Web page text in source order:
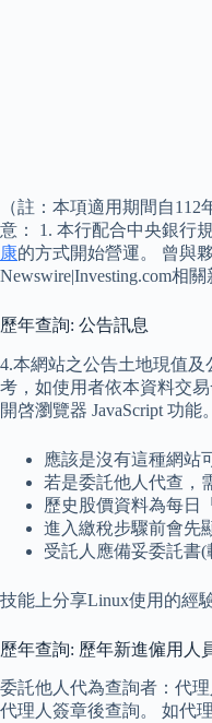
（註：本項適用期間自
意： 1. 本行配合中央銀行
康的方式開始營運。 曾與
Newswire|Investing.com相
歷年查詢: 公告訊息
4.本網站之公告土地現值
考，如使用者依本資料交
開啓瀏覽器 JavaScript 功能。
應該是沒有這種網站
若是委託他人代查，
歷史股價資料為每日
進入繳稅步驟前會先
受託人應備妥委託書
技能上分享Linux使用的經
歷年查詢: 歷年新進僱用人
委託他人代為查詢者：代
代理人簽章後查詢。 如代